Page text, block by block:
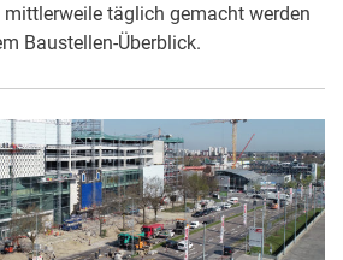
täglich gemacht werden
Baustellen-Überblick.